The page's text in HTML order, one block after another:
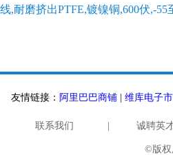
,耐磨挤出PTFE,镀镍铜,600伏,-
友情链接： 阿里巴巴商铺 维库电子
联系我们 诚聘英
©版权